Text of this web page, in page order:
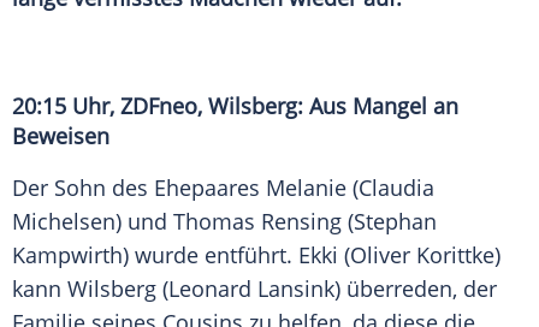
20:15 Uhr, ZDFneo, Wilsberg: Aus Mangel an
Beweisen
Der Sohn des Ehepaares Melanie (Claudia
Michelsen) und Thomas Rensing (Stephan
Kampwirth) wurde entführt. Ekki (Oliver Korittke)
kann Wilsberg (Leonard Lansink) überreden, der